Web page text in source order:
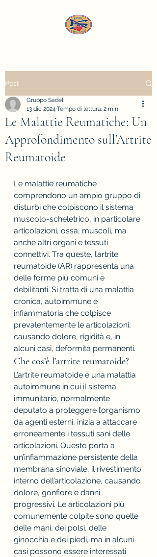
Post
Le Malattie Reumatiche: Un
Approfondimento sull’Artrite
Reumatoide
Gruppo Sadel
13 dic 2024 Tempo di lettura: 2 min
Le malattie reumatiche
comprendono un ampio gruppo di
disturbi che colpiscono il sistema
muscolo-scheletrico, in particolare
articolazioni, ossa, muscoli, ma
anche altri organi e tessuti
connettivi. Tra queste, l’artrite
reumatoide (AR) rappresenta una
delle forme più comuni e
debilitanti. Si tratta di una malattia
cronica, autoimmune e
infiammatoria che colpisce
prevalentemente le articolazioni,
causando dolore, rigidità e, in
alcuni casi, deformità permanenti.
Che cos’è l’artrite reumatoide?
L’artrite reumatoide è una malattia
autoimmune in cui il sistema
immunitario, normalmente
deputato a proteggere l’organismo
da agenti esterni, inizia a attaccare
erroneamente i tessuti sani delle
articolazioni. Questo porta a
un’infiammazione persistente della
membrana sinoviale, il rivestimento
interno dell’articolazione, causando
dolore, gonfiore e danni
progressivi. Le articolazioni più
comunemente colpite sono quelle
delle mani, dei polsi, delle
ginocchia e dei piedi, ma in alcuni
casi possono essere interessati